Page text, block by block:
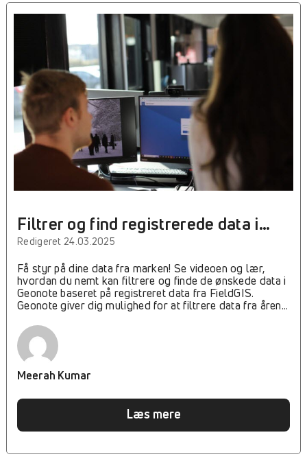
Filtrer og find registrerede data i
Geonote – videoguide
Redigeret 24.03.2025
Få styr på dine data fra marken! Se videoen og lær,
hvordan du nemt kan filtrere og finde de ønskede data i
Geonote baseret på registreret data fra FieldGIS.
Geonote giver dig mulighed for at filtrere data fra årene
søgning. Se videoen for en enkel guide til, hvordan du
effektivt anvender disse filtre og optimerer dit arbejde.
Meerah Kumar
Læs mere